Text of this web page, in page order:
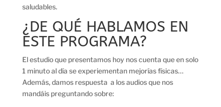
saludables.
¿DE QUÉ HABLAMOS EN
ESTE PROGRAMA?
El estudio que presentamos hoy nos cuenta que en solo
1 minuto al día se experiementan mejorías físicas…
Además, damos respuesta a los audios que nos
mandáis preguntando sobre: